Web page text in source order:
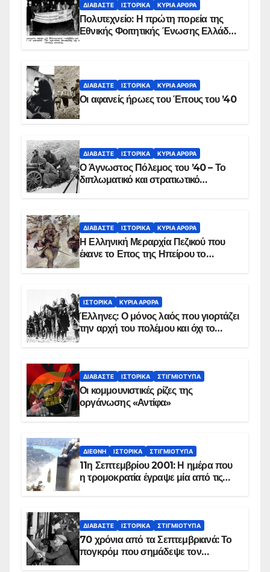
ΔΙΑΒΆΣΤΕ ΙΣΤΟΡΙΚΆ ΚΥΡΙΑ ΑΡΘΡΑ
Πολυτεχνείο: Η πρώτη πορεία της
Εθνικής Φοιτητικής Ένωσης Ελλάδος
ΔΙΑΒΆΣΤΕ ΙΣΤΟΡΙΚΆ ΚΥΡΙΑ ΑΡΘΡΑ
Οι αφανείς ήρωες του Έπους του ’40
ΔΙΑΒΆΣΤΕ ΙΣΤΟΡΙΚΆ ΚΥΡΙΑ ΑΡΘΡΑ
Ο Άγνωστος Πόλεμος του ’40 – Το
διπλωματικό και στρατιωτικό
ΔΙΑΒΆΣΤΕ ΙΣΤΟΡΙΚΆ ΚΥΡΙΑ ΑΡΘΡΑ
Η Ελληνική Μεραρχία Πεζικού που
έκανε το Επος της Ηπείρου το
ΙΣΤΟΡΙΚΆ ΚΥΡΙΑ ΑΡΘΡΑ
Έλληνες: Ο μόνος λαός που γιορτάζει
την αρχή του πολέμου και όχι το
ΔΙΑΒΆΣΤΕ ΙΣΤΟΡΙΚΆ ΣΤΙΓΜΙΌΤΥΠΑ
Οι κομμουνιστικές ρίζες της
οργάνωσης «Αντίφα»
ΔΙΕΘΝΉ ΙΣΤΟΡΙΚΆ ΣΤΙΓΜΙΌΤΥΠΑ
11η Σεπτεμβρίου 2001: Η ημέρα που
η τρομοκρατία έγραψε μία από τις
ΔΙΑΒΆΣΤΕ ΙΣΤΟΡΙΚΆ ΣΤΙΓΜΙΌΤΥΠΑ
70 χρόνια από τα Σεπτεμβριανά: Το
πογκρόμ που σημάδεψε τον